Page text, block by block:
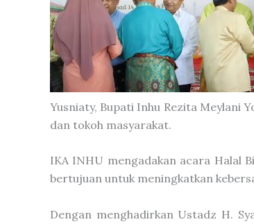
Yusniaty, Bupati Inhu Rezita Meylani
dan tokoh masyarakat.
IKA INHU mengadakan acara Halal
bertujuan untuk meningkatkan
Dengan menghadirkan Ustadz H.